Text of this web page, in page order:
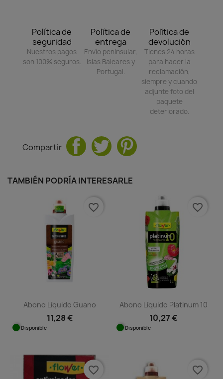
Política de
seguridad
Nuestros pagos
son 100% seguros.
Política de
entrega
Envío peninsular,
Islas Baleares y
Portugal.
Política de
devolución
Tienes 24 horas
para hacer la
reclamación,
siempre y cuando
adjunte foto del
paquete
deteriorado.
Compartir
TAMBIÉN PODRÍA INTERESARLE
Abono Líquido Guano
11,28 €
Disponible
favorite_border
Abono Líquido Platinum 10
10,27 €
Disponible
favorite_border
favorite_border favorite_border